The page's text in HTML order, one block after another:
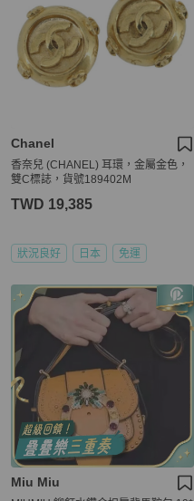
Chanel
香奈兒 (CHANEL) 耳環，金屬金色，
雙C標誌，貨號189402M
TWD 19,385
狀況良好 日本 免運
Miu Miu